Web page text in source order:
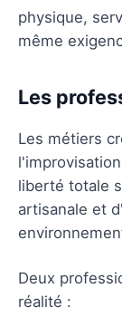
physique,
même
Les
Les métiers
liberté totale
artisanale et
Deux
réalité :